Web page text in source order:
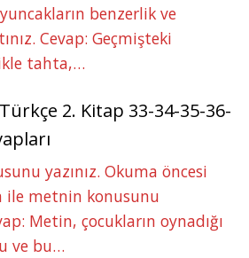
benzerlik ve
Cevap: Geçmişteki
tahta,…
Türkçe 2. Kitap 33-34-35-36-
yazınız. Okuma öncesi
ile metnin konusunu
Metin, çocukların oynadığı
ve bu…